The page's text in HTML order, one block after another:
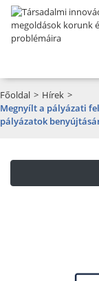
Főoldal > Hírek >
Megnyílt a pályázati
pályázatok